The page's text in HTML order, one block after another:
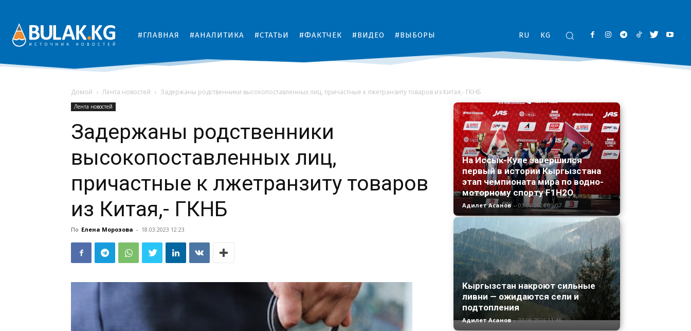
#ГЛАВНАЯ #АНАЛИТИКА #СТАТЬИ #ФАКТЧЕК #ВИДЕО #ВЫБОРЫ RU KG
Домой Лента новостей Задержаны родственники высокопоставленных лиц, причастные к лжетранзиту товаров из Китая,- ГКНБ
Лента новостей
Задержаны родственники
высокопоставленных лиц,
причастные к лжетранзиту товаров
из Китая,- ГКНБ
По Елена Морозова - 18.03.2023 12:23
На Иссык-Куле завершился
первый в истории Кыргызстана
этап чемпионата мира по водно-
моторному спорту F1H2O
Адилет Асанов - 03.08.2026 09:07
Кыргызстан накроют сильные
ливни — ожидаются сели и
подтопления
Адилет Асанов - 03.08.2026 11:46